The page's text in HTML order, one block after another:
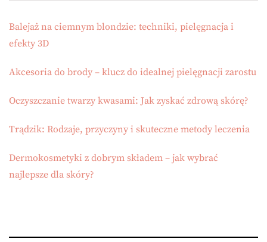
Balejaż na ciemnym blondzie: techniki, pielęgnacja i
efekty 3D
Akcesoria do brody – klucz do idealnej pielęgnacji zarostu
Oczyszczanie twarzy kwasami: Jak zyskać zdrową skórę?
Trądzik: Rodzaje, przyczyny i skuteczne metody leczenia
Dermokosmetyki z dobrym składem – jak wybrać
najlepsze dla skóry?